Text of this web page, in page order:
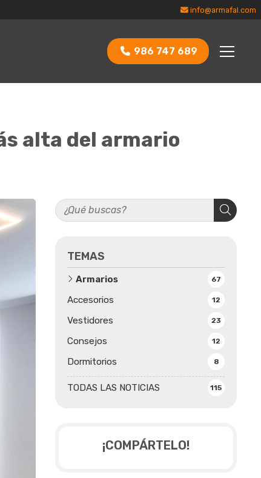
info@armafal.com
986 747 689
alta del armario
TEMAS
TODAS LAS NOTICIAS 115
Armarios 67
Accesorios 12
Vestidores 23
Consejos 12
Dormitorios 8
¡COMPÁRTELO!